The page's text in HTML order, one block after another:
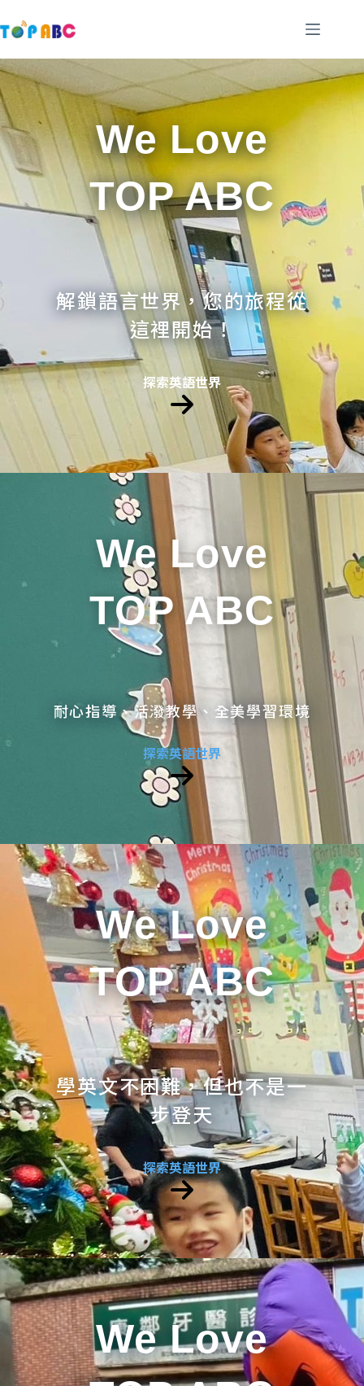
至
要
內
容
We Love
TOP ABC
解鎖語言世界，您的旅程從
這裡開始！
探索英語世界
We Love
TOP ABC
耐心指導、活潑教學、全美學習環境
探索英語世界
We Love
TOP ABC
學英文不困難，但也不是一
步登天
探索英語世界
We Love